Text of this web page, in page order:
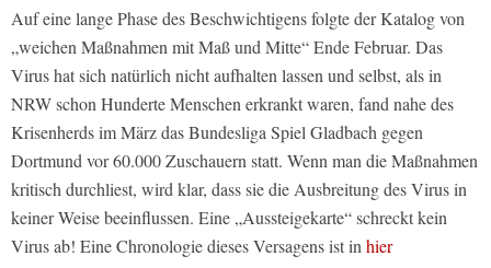
Auf eine lange Phase des Beschwichtigens folgte der Katalog von
„weichen Maßnahmen mit Maß und Mitte“ Ende Februar. Das
Virus hat sich natürlich nicht aufhalten lassen und selbst, als in
NRW schon Hunderte Menschen erkrankt waren, fand nahe des
Krisenherds im März das Bundesliga Spiel Gladbach gegen
Dortmund vor 60.000 Zuschauern statt. Wenn man die Maßnahmen
kritisch durchliest, wird klar, dass sie die Ausbreitung des Virus in
keiner Weise beeinflussen. Eine „Aussteigekarte“ schreckt kein
Virus ab! Eine Chronologie dieses Versagens ist inhier